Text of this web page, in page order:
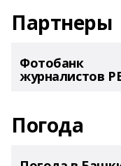
Партнеры
Фотобанк
журналистов
Погода